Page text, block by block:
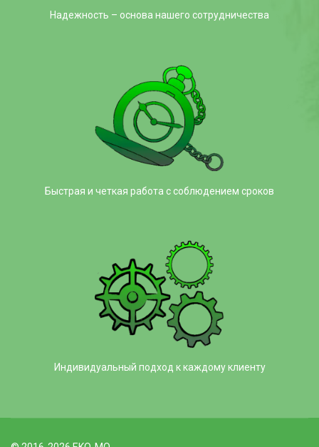
Надежность – основа нашего сотрудничества
Быстрая и четкая работа с соблюдением сроков
Индивидуальный подход к каждому клиенту